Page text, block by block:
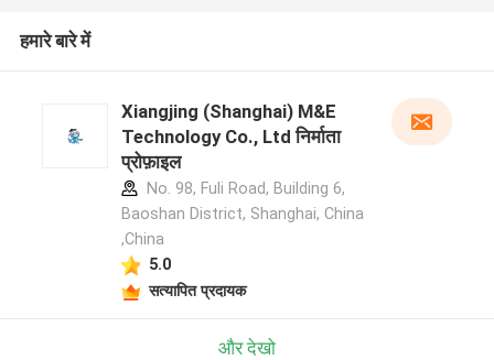
हमारे बारे में
Xiangjing (Shanghai) M&E
Technology Co., Ltd निर्माता
प्रोफ़ाइल
No. 98, Fuli Road, Building 6,
Baoshan District, Shanghai, China
,China
5.0
सत्यापित प्रदायक
और देखो